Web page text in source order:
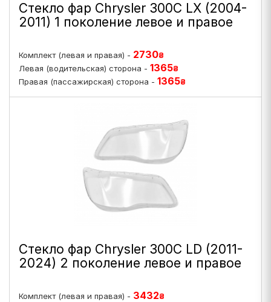
Стекло фар Chrysler 300C LX (2004-
2011) 1 поколение левое и правое
Комплект (левая и правая) - 2730₴
Левая (водительская) сторона - 1365₴
Правая (пассажирская) сторона - 1365₴
Стекло фар Chrysler 300C LD (2011-
2024) 2 поколение левое и правое
Комплект (левая и правая) - 3432₴